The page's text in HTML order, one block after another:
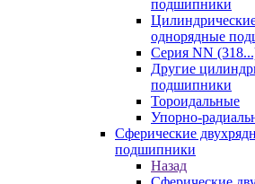
подшипники
однорядные
Серия NN
Другие
подшипники
Тороидальные
Упорно-
Сферические
подшипники
Назад